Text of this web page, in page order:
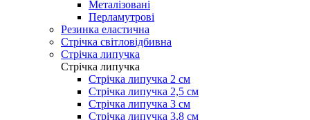
Металізовані
Перламутрові
Резинка еластична
Стрічка світловідбивна
Стрічка липучка
Стрічка липучка
Стрічка липучка 2 см
Стрічка липучка 2,5 см
Стрічка липучка 3 см
Стрічка липучка 3,8 см